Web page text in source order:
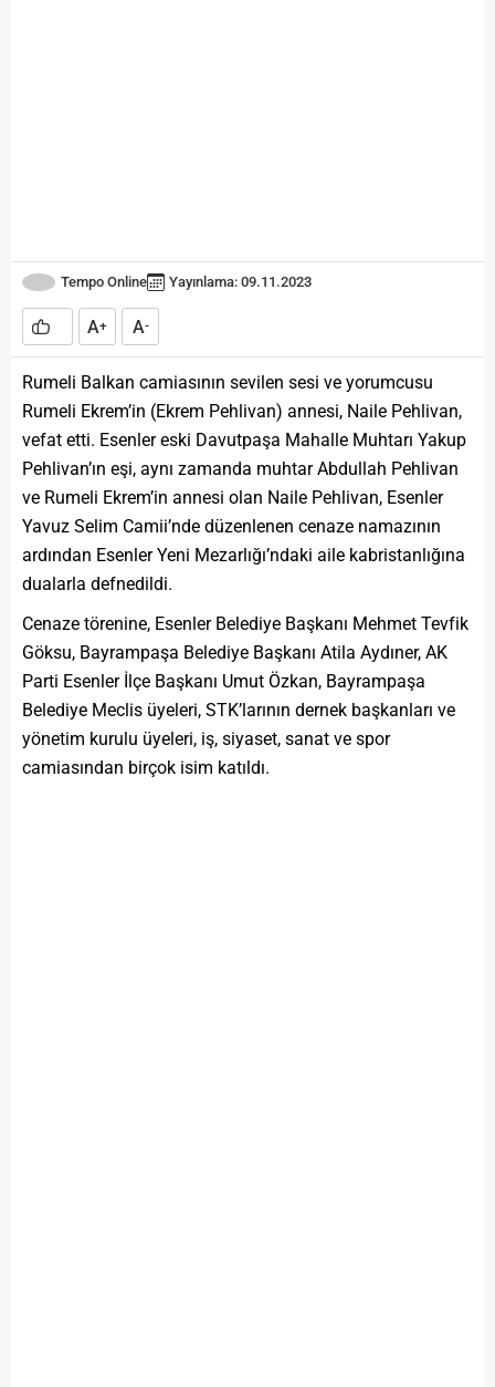
Tempo Online Yayınlama: 09.11.2023
A+ A-
Rumeli Balkan camiasının sevilen sesi ve yorumcusu
Rumeli Ekrem’in (Ekrem Pehlivan) annesi, Naile Pehlivan,
vefat etti. Esenler eski Davutpaşa Mahalle Muhtarı Yakup
Pehlivan’ın eşi, aynı zamanda muhtar Abdullah Pehlivan
ve Rumeli Ekrem’in annesi olan Naile Pehlivan, Esenler
Yavuz Selim Camii’nde düzenlenen cenaze namazının
ardından Esenler Yeni Mezarlığı’ndaki aile kabristanlığına
dualarla defnedildi.
Cenaze törenine, Esenler Belediye Başkanı Mehmet Tevfik
Göksu, Bayrampaşa Belediye Başkanı Atila Aydıner, AK
Parti Esenler İlçe Başkanı Umut Özkan, Bayrampaşa
Belediye Meclis üyeleri, STK’larının dernek başkanları ve
yönetim kurulu üyeleri, iş, siyaset, sanat ve spor
camiasından birçok isim katıldı.